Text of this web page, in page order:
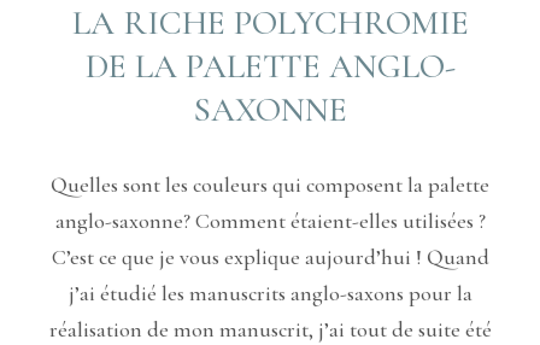
LA RICHE POLYCHROMIE
DE LA PALETTE ANGLO-
SAXONNE
Quelles sont les couleurs qui composent la palette
anglo-saxonne? Comment étaient-elles utilisées ?
C’est ce que je vous explique aujourd’hui ! Quand
j’ai étudié les manuscrits anglo-saxons pour la
réalisation de mon manuscrit, j’ai tout de suite été